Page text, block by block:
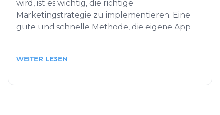
wird, ist es wichtig, die richtige
Marketingstrategie zu implementieren. Eine
gute und schnelle Methode, die eigene App ...
WEITER LESEN